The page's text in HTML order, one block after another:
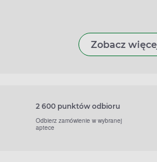
Zobacz
2 600 punktów odbioru
Odbierz zamówienie w wybranej
aptece